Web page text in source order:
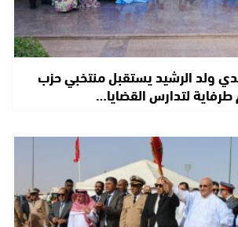
ولد الرشيد يستقبل منتخبي حزب
طرفاية لتدارس القضايا…